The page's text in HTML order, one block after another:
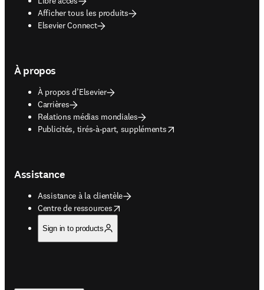
Afficher tous les produits
Elsevier Connect
À propos
À propos d’Elsevier
Carrières
Relations médias mondiales
Publicités, tirés-à-part, suppléments
opens in new tab/window
Assistance
Assistance à la clientèle
Centre de ressources
opens in new tab/window
Sign in to products